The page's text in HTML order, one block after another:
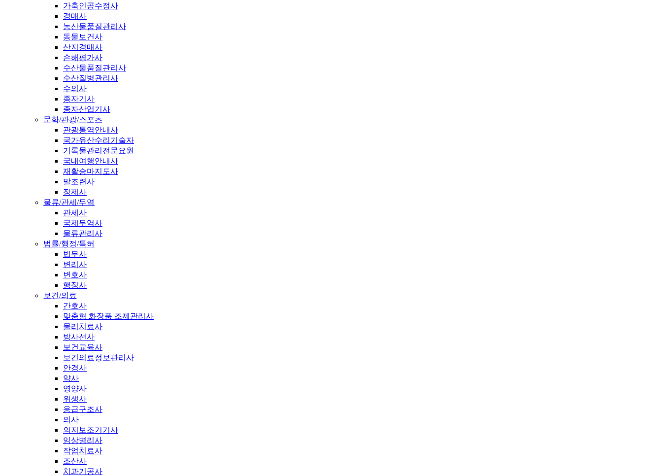
가축인공수정사
경매사
농산물품질관리사
동물보건사
산지경매사
손해평가사
수산물품질관리사
수산질병관리사
수의사
종자기사
종자산업기사
문화/관광/스포츠
관광통역안내사
국가유산수리기술자
기록물관리전문요원
국내여행안내사
재활승마지도사
말조련사
장제사
물류/관세/무역
관세사
국제무역사
물류관리사
법률/행정/특허
법무사
변리사
변호사
행정사
보건/의료
간호사
맞춤형 화장품 조제관리사
물리치료사
방사선사
보건교육사
보건의료정보관리사
안경사
약사
영양사
위생사
응급구조사
의사
의지보조기기사
임상병리사
작업치료사
조산사
치과기공사